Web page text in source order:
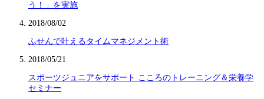
う！」を実施
2018/08/02
ふせんで叶えるタイムマネジメント術
2018/05/21
スポーツジュニアをサポート こころのトレーニング＆栄養学
セミナー